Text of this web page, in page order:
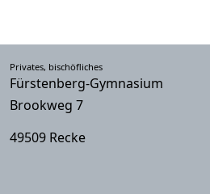
Privates, bischöfliches
Fürstenberg-Gymnasium
Brookweg 7
49509 Recke